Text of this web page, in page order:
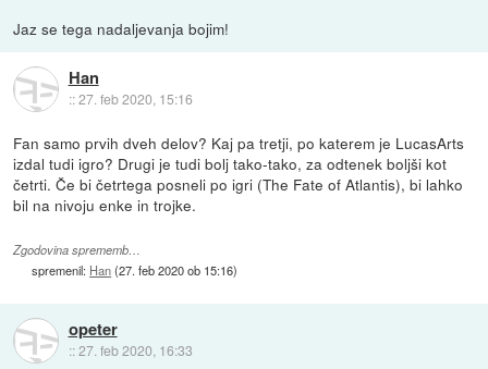
Jaz se tega nadaljevanja bojim!
Han
::27. feb 2020, 15:16
Fan samo prvih dveh delov? Kaj pa tretji, po katerem je LucasArts
izdal tudi igro? Drugi je tudi bolj tako-tako, za odtenek boljši kot
četrti. Če bi četrtega posneli po igri (The Fate of Atlantis), bi lahko
bil na nivoju enke in trojke.
Zgodovina sprememb…
spremenil: Han(27. feb 2020 ob 15:16)
opeter
::27. feb 2020, 16:33